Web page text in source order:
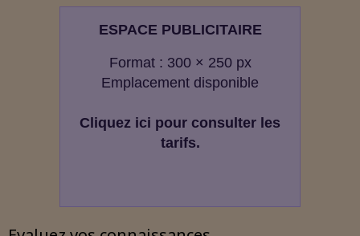
ESPACE PUBLICITAIRE
Format : 300 × 250 px
Emplacement disponible
Cliquez ici pour consulter les
tarifs.